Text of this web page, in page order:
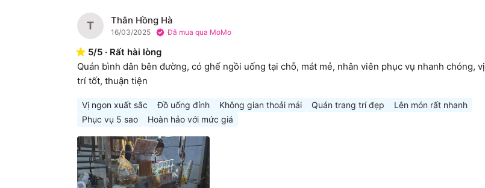
T Thân Hồng Hà
16/03/2025 Đã mua qua MoMo
5/5 · Rất hài lòng
Quán bình dân bên đường, có ghế ngồi uống tại chỗ, mát mẻ, nhân viên phục vụ nhanh chóng, vị
trí tốt, thuận tiện
Vị ngon xuất sắc Đồ uống đỉnh Không gian thoải mái Quán trang trí đẹp
Lên món rất nhanh
Phục vụ 5 sao
Hoàn hảo với mức giá